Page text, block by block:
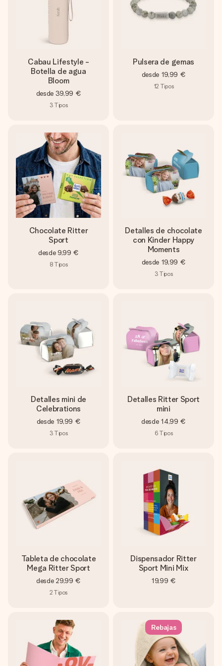
Cabau Lifestyle -
Botella de agua
Bloom
desde 39,99 €
3 Tipos
Pulsera de gemas
desde 19,99 €
12 Tipos
Chocolate Ritter
Sport
desde 9,99 €
8 Tipos
Detalles de chocolate
con Kinder Happy
Moments
desde 19,99 €
3 Tipos
Detalles mini de
Celebrations
desde 19,99 €
3 Tipos
Detalles Ritter Sport
mini
desde 14,99 €
6 Tipos
Tableta de chocolate
Mega Ritter Sport
desde 29,99 €
2 Tipos
Dispensador Ritter
Sport Mini Mix
19,99 €
Rebajas